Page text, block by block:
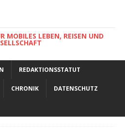
MOBILES LEBEN, REISEN UND
REDAKTIONSSTATUT
CHRONIK DATENSCHUTZ